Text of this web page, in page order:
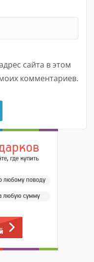
сайта в этом
комментариев.